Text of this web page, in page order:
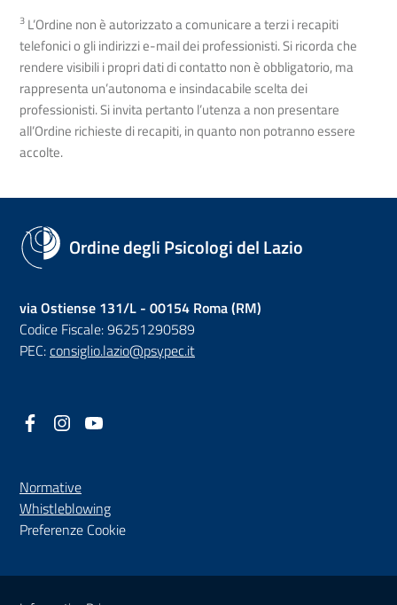
3 L’Ordine non è autorizzato a comunicare a terzi i recapiti
telefonici o gli indirizzi e-mail dei professionisti. Si ricorda che
rendere visibili i propri dati di contatto non è obbligatorio, ma
rappresenta un’autonoma e insindacabile scelta dei
professionisti. Si invita pertanto l’utenza a non presentare
all’Ordine richieste di recapiti, in quanto non potranno essere
accolte.
Ordine degli Psicologi del Lazio
via Ostiense 131/L - 00154 Roma (RM)
Codice Fiscale: 96251290589
PEC:consiglio.lazio@psypec.it
Facebook
(nuova scheda - new tab)
Instagram
(nuova scheda - new tab)
Normative
Whistleblowing(nuova scheda - new tab)
Preferenze Cookie
Sezione Link Utili